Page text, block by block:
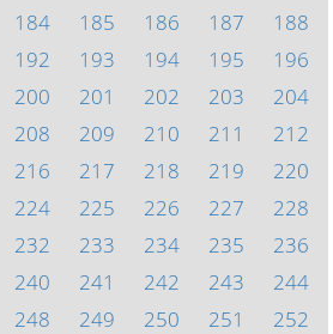
184 185 186 187
188
192 193 194 195
196
200 201 202 203
204
208 209 210 211
212
216 217 218 219
220
224 225 226 227
228
232 233 234 235
236
240 241 242 243
244
248 249 250 251
252